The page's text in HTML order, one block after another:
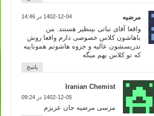
مرضیه 1402-12-04 در 14:46
واقعا آقای نباتی بینظیر هستند. من
باهاشون کلاس خصوصی دارم واقعا روش
تدریسشون عالیه و جزوه هاشونم هموناییه
که تو کلاس بهم میگه
پاسخ
Iranian Chemist
1402-12-05 در 09:24
مرسی مرضیه جان عزیزم